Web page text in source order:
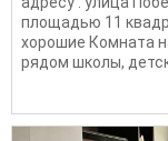
площадью 11
хорошие Комната
рядом школы,